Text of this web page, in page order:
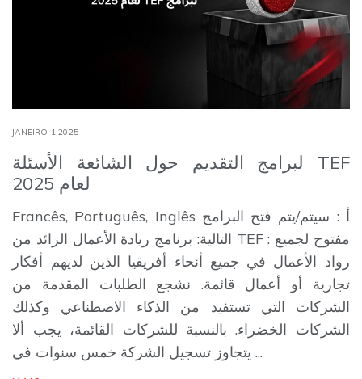
JANEIRO 1,2025
لبرامج التقديم حول الشائعة الأسئلة TEF
2025 لعام
Francês, Português, Inglês أ : سيتم/يتم فتح البرامج
التالية: برنامج ريادة الأعمال الرائد من TEF : مفتوح لجميع
رواد الأعمال في جميع أنحاء أفريقيا الذين لديهم أفكار
تجارية أو أعمال قائمة. نشجع الطلبات المقدمة من
الشركات التي تستفيد من الذكاء الاصطناعي وكذلك
الشركات الخضراء. بالنسبة للشركات القائمة، يجب ألا
يتجاوز تسجيل الشركة خمس سنوات في ...